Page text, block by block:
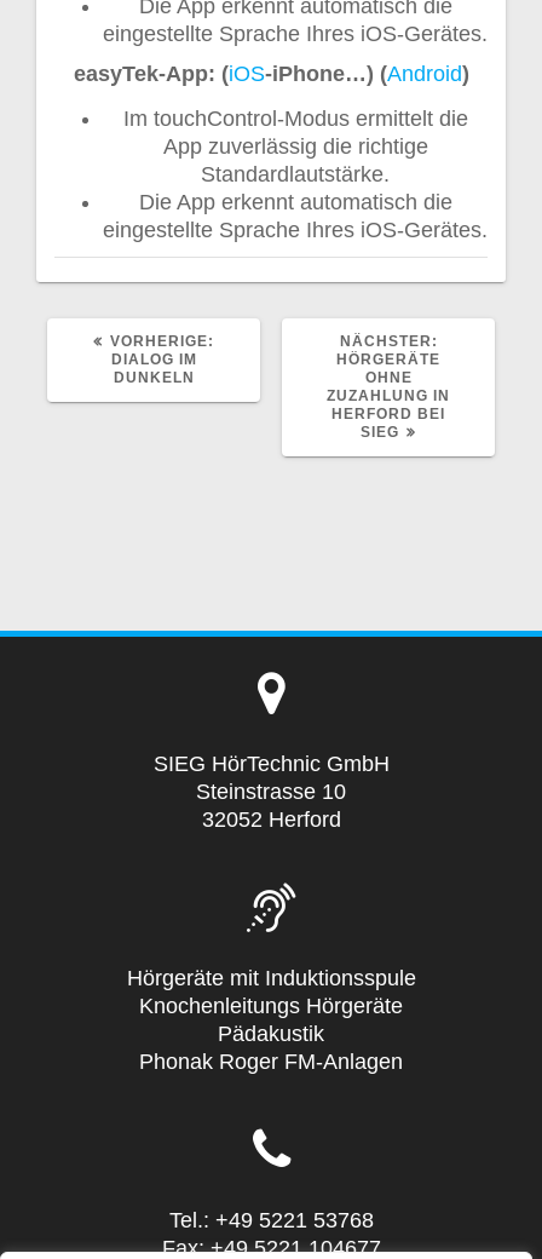
Die App erkennt automatisch die
eingestellte Sprache Ihres iOS-Gerätes.
easyTek-App: (iOS-iPhone…) (Android)
Im touchControl-Modus ermittelt die
App zuverlässig die richtige
Standardlautstärke.
Die App erkennt automatisch die
eingestellte Sprache Ihres iOS-Gerätes.
VORHERIGE:
DIALOG IM
DUNKELN
NÄCHSTER:
BEITRAG:
HÖRGERÄTE
OHNE
ZUZAHLUNG IN
HERFORD BEI
SIEG
SIEG HörTechnic GmbH
Steinstrasse 10
32052 Herford
Hörgeräte mit Induktionsspule
Knochenleitungs Hörgeräte
Pädakustik
Phonak Roger FM-Anlagen
Tel.: +49 5221 53768
Fax: +49 5221 104677